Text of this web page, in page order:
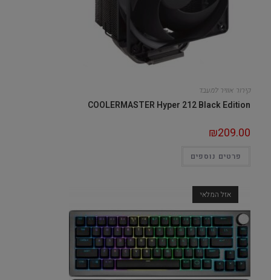
קירור אוויר למעבד
COOLERMASTER Hyper 212 Black Edition
₪209.00
פרטים נוספים
אזל המלאי